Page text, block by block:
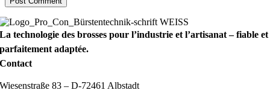
La technologie des brosses pour l’industrie et l’artisanat – fiable et
parfaitement adaptée.
Contact
Wiesenstraße 83 – D-72461 Albstadt